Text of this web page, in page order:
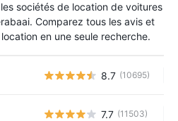
sociétés de location de voitures
Comparez tous les avis et
en une seule recherche.
8.7 (10695)
7.7 (11503)